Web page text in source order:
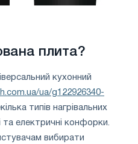
плита?
кухонний
ua/g122926340-
типів нагрівальних
та електричні конфорки.
вибирати